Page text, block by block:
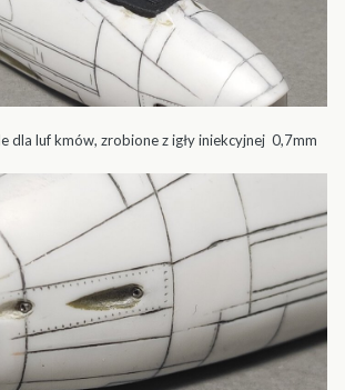
dla luf kmów, zrobione z igły iniekcyjnej 0,7mm